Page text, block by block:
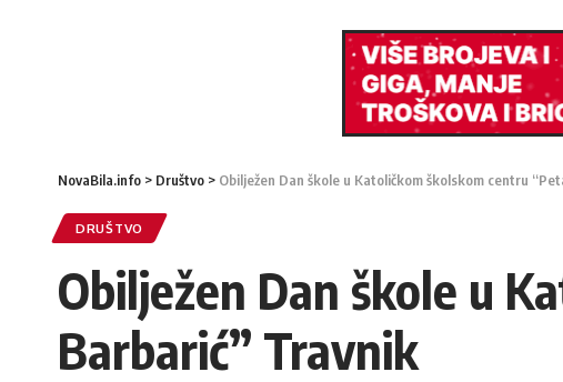
NovaBila.info > Društvo > Obilježen Dan škole u Katoličkom školskom centru
DRUŠTVO
Obilježen Dan škole u
Barbarić” Travnik